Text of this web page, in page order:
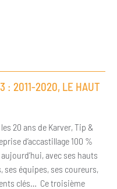
: 2011-2020, LE HAUT
20 ans de Karver, Tip &
d’accastillage 100 %
avec ses hauts
ses équipes, ses coureurs,
clés… Ce troisième